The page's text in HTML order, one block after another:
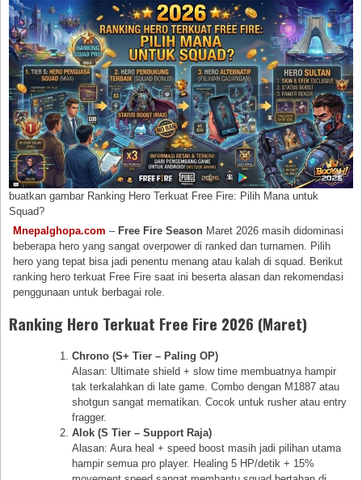
buatkan gambar Ranking Hero Terkuat Free Fire: Pilih Mana untuk
Squad?
Mnepalghopa.com – Free Fire Season Maret 2026 masih didominasi
beberapa hero yang sangat overpower di ranked dan turnamen. Pilih
hero yang tepat bisa jadi penentu menang atau kalah di squad. Berikut
ranking hero terkuat Free Fire saat ini beserta alasan dan rekomendasi
penggunaan untuk berbagai role.
Ranking Hero Terkuat Free Fire 2026 (Maret)
Chrono (S+ Tier – Paling OP)
Alasan: Ultimate shield + slow time membuatnya hampir
tak terkalahkan di late game. Combo dengan M1887 atau
shotgun sangat mematikan. Cocok untuk rusher atau entry
fragger.
Alok (S Tier – Support Raja)
Alasan: Aura heal + speed boost masih jadi pilihan utama
hampir semua pro player. Healing 5 HP/detik + 15%